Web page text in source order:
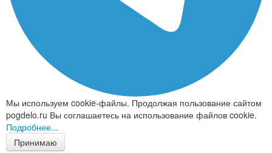
Мы используем cookie-файлы. Продолжая пользование сайтом
pogdelo.ru Вы соглашаетесь на использование файлов cookie.
Подробнее...
Принимаю